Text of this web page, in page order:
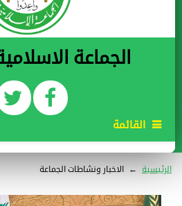
الجماعة
القائمة
الرئيسية ← الاخبار ونشاطات الجماعة